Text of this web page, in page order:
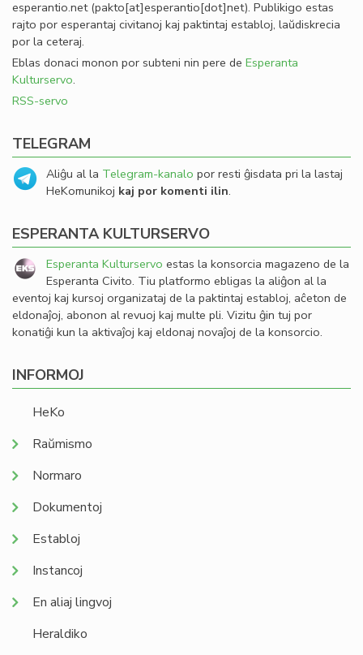
esperantio.net(pakto[at]esperantio[dot]net). Publikigo estas
rajto por esperantaj civitanoj kaj paktintaj establoj, laŭdiskrecia
por la ceteraj.
Eblas donaci monon por subteni nin pere de Esperanta
Kulturservo.
RSS-servo
TELEGRAM
Aliĝu al la Telegram-kanalo por resti ĝisdata pri la lastaj
HeKomunikoj kaj por komenti ilin.
ESPERANTA KULTURSERVO
Esperanta Kulturservo estas la konsorcia magazeno de la
Esperanta Civito. Tiu platformo ebligas la aliĝon al la
eventoj kaj kursoj organizataj de la paktintaj establoj, aĉeton de
eldonaĵoj, abonon al revuoj kaj multe pli. Vizitu ĝin tuj por
konatiĝi kun la aktivaĵoj kaj eldonaj novaĵoj de la konsorcio.
INFORMOJ
HeKo
Raŭmismo
Normaro
Dokumentoj
Establoj
Instancoj
En aliaj lingvoj
Heraldiko